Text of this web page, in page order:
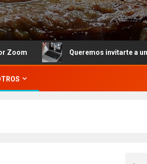
Queremos invitarte a un nuevo